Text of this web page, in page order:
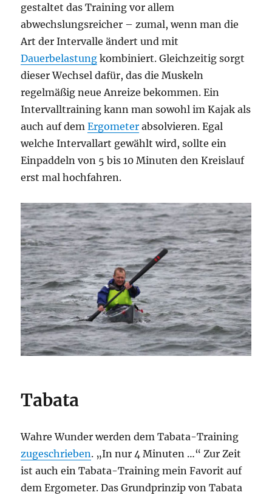
gestaltet das Training vor allem
abwechslungsreicher – zumal, wenn man die
Art der Intervalle ändert und mit
Dauerbelastung kombiniert. Gleichzeitig sorgt
dieser Wechsel dafür, das die Muskeln
regelmäßig neue Anreize bekommen. Ein
Intervalltraining kann man sowohl im Kajak als
auch auf demErgometer absolvieren. Egal
welche Intervallart gewählt wird, sollte ein
Einpaddeln von 5 bis 10 Minuten den Kreislauf
erst mal hochfahren.
Tabata
Wahre Wunder werden dem Tabata-Training
zugeschrieben. „In nur 4 Minuten …“ Zur Zeit
ist auch ein Tabata-Training mein Favorit auf
dem Ergometer. Das Grundprinzip von Tabata